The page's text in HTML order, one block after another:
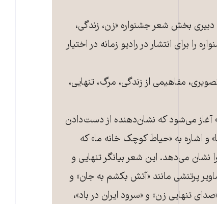
بخش شعر ‌جشنواره‌ «زن، زندگی،
برای انتشار در رادیو زمانه در اختیار
مفاهیمی از زندگی، مرگ، تنهایی،
آغاز می‌شود که نشان‌دهنده از دست‌دادن
و اشاره به «حیاط کوچک خانه ما» که
نشان می‌دهد. این شعر بیانگر تنهایی و
پرتنشی مانند «آتش بکشم به جان» و
تنهایی زن» و «سرود ایران در باد»،